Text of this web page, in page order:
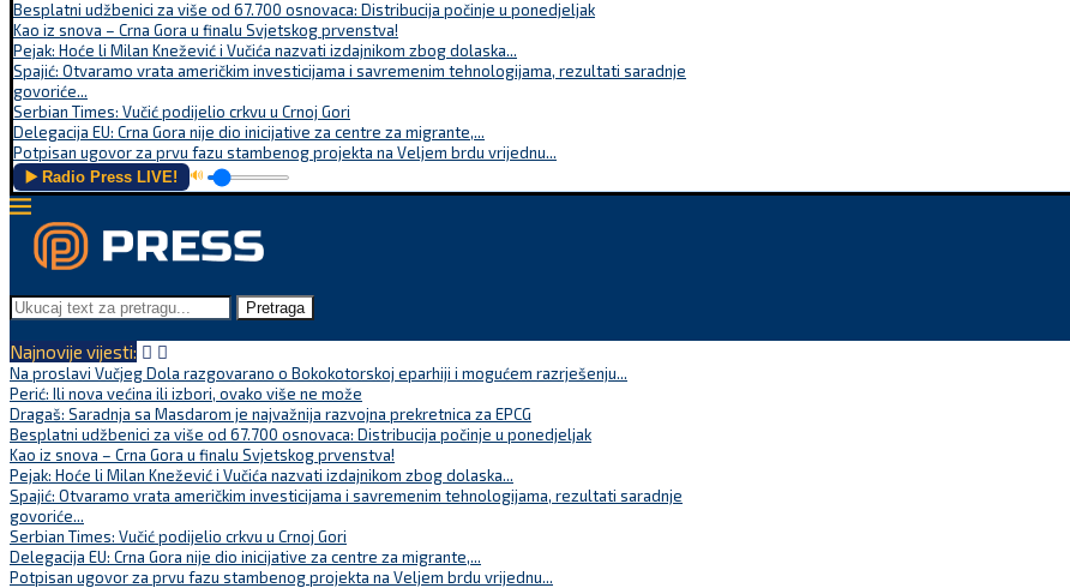
Besplatni udžbenici za više od 67.700 osnovaca: Distribucija počinje u ponedjeljak
Kao iz snova – Crna Gora u finalu Svjetskog prvenstva!
Pejak: Hoće li Milan Knežević i Vučića nazvati izdajnikom zbog dolaska...
Spajić: Otvaramo vrata američkim investicijama i savremenim tehnologijama, rezultati saradnje
govoriće...
Serbian Times: Vučić podijelio crkvu u Crnoj Gori
Delegacija EU: Crna Gora nije dio inicijative za centre za migrante,...
Potpisan ugovor za prvu fazu stambenog projekta na Veljem brdu vrijednu...
▶️ Radio Press LIVE! 🔊
Pretraga
Najnovije vijesti:
Na proslavi Vučjeg Dola razgovarano o Bokokotorskoj eparhiji i mogućem razrješenju...
Perić: Ili nova većina ili izbori, ovako više ne može
Dragaš: Saradnja sa Masdarom je najvažnija razvojna prekretnica za EPCG
Besplatni udžbenici za više od 67.700 osnovaca: Distribucija počinje u ponedjeljak
Kao iz snova – Crna Gora u finalu Svjetskog prvenstva!
Pejak: Hoće li Milan Knežević i Vučića nazvati izdajnikom zbog dolaska...
Spajić: Otvaramo vrata američkim investicijama i savremenim tehnologijama, rezultati saradnje
govoriće...
Serbian Times: Vučić podijelio crkvu u Crnoj Gori
Delegacija EU: Crna Gora nije dio inicijative za centre za migrante,...
Potpisan ugovor za prvu fazu stambenog projekta na Veljem brdu vrijednu...